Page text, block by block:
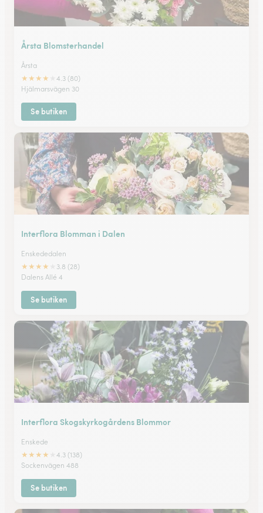
Årsta Blomsterhandel
Årsta
★★★★
4.3 (80)
Hjälmarsvägen 30
Se butiken
Interflora Blomman i Dalen
Enskededalen
★★★★
3.8 (28)
Dalens Allé 4
Se butiken
Interflora Skogskyrkogårdens Blommor
Enskede
★★★★
4.3 (138)
Sockenvägen 488
Se butiken